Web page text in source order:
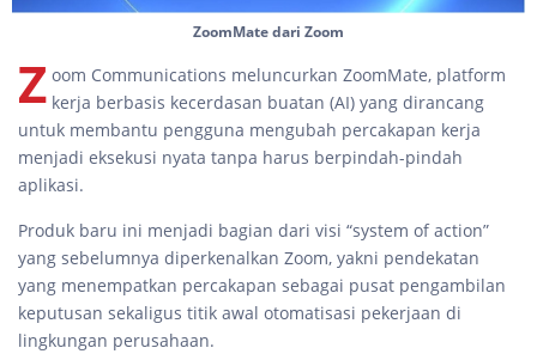
ZoomMate dari Zoom
Z oom Communications meluncurkan ZoomMate, platform
kerja berbasis kecerdasan buatan (AI) yang dirancang
untuk membantu pengguna mengubah percakapan kerja
menjadi eksekusi nyata tanpa harus berpindah-pindah
aplikasi.
Produk baru ini menjadi bagian dari visi “system of action”
yang sebelumnya diperkenalkan Zoom, yakni pendekatan
yang menempatkan percakapan sebagai pusat pengambilan
keputusan sekaligus titik awal otomatisasi pekerjaan di
lingkungan perusahaan.